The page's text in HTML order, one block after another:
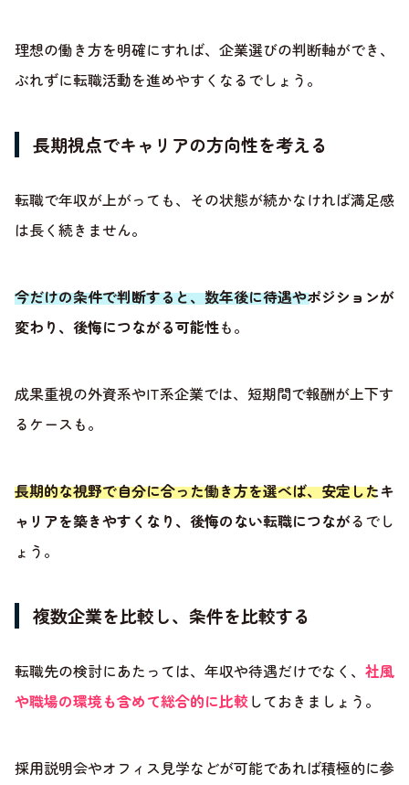
理想の働き方を明確にすれば、企業選びの判断軸ができ、
ぶれずに転職活動を進めやすくなるでしょう。
長期視点でキャリアの方向性を考える
転職で年収が上がっても、その状態が続かなければ満足感
は長く続きません。
今だけの条件で判断すると、数年後に待遇やポジションが
変わり、後悔につながる可能性も。
成果重視の外資系やIT系企業では、短期間で報酬が上下す
るケースも。
長期的な視野で自分に合った働き方を選べば、安定したキ
ャリアを築きやすくなり、後悔のない転職につながるでし
ょう。
複数企業を比較し、条件を比較する
転職先の検討にあたっては、年収や待遇だけでなく、 社風
や職場の環境も含めて総合的に比較 しておきましょう。
採用説明会やオフィス見学などが可能であれば積極的に参